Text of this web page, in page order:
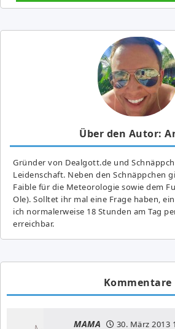
Über den Autor:
Gründer von Dealgott.de und
Leidenschaft. Neben den Schnäppchen
Fai­ble für die Meteorologie sowie dem
Ole). Solltet ihr mal eine Frage haben,
ich normalerweise 18 Stunden am Tag
erreichbar.
Kommentare
MAMA 30. März 2013